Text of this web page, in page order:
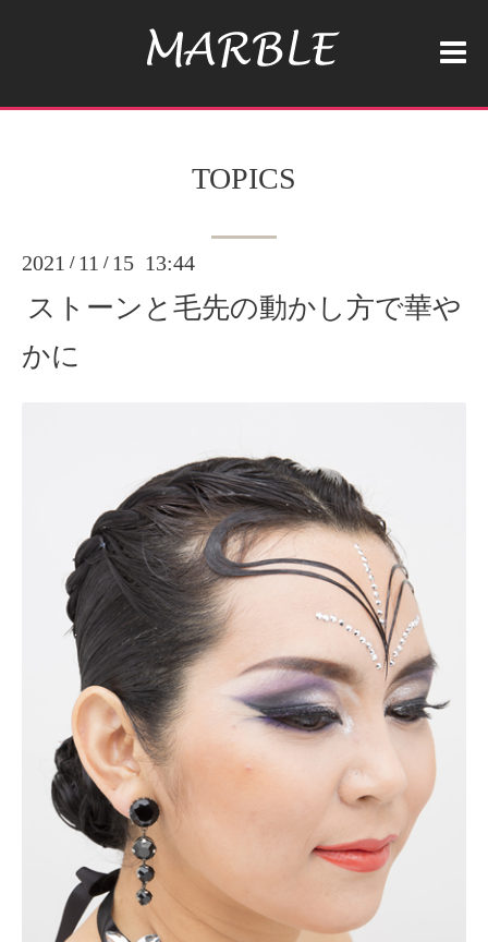
TOPICS
2021 / 11 / 15 13:44
ストーンと毛先の動かし方で華や
かに